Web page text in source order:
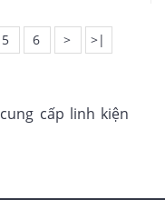
5 6 > >|
cấp linh kiện